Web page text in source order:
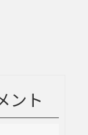
ント